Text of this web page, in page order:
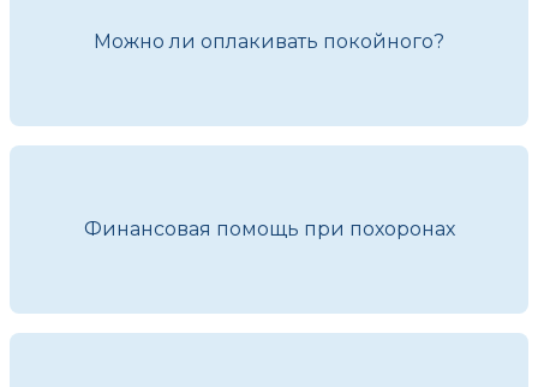
Можно ли оплакивать покойного?
Финансовая помощь при похоронах